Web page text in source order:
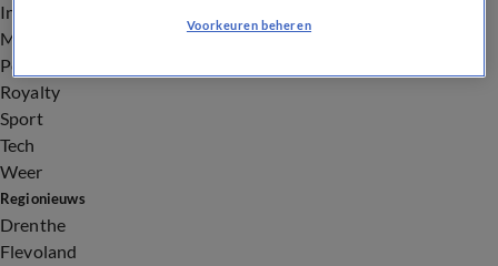
Infrastructuur
Milieu en Gezondheid
Politiek
Royalty
Sport
Tech
Weer
Regionieuws
Drenthe
Flevoland
Voorkeuren beheren